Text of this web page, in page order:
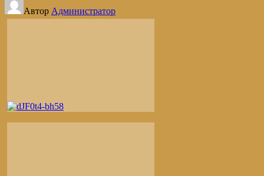
Автор Администратор